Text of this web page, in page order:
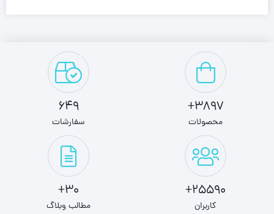
3897+
محصولات
649
سفارشات
25590+
کاربران
30+
مطالب وبلاگ